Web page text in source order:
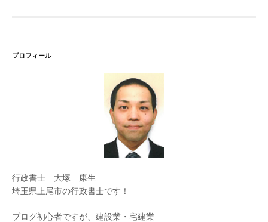
プロフィール
行政書士 大塚 康生
埼玉県上尾市の行政書士です！
ブログ初心者ですが、建設業・宅建業